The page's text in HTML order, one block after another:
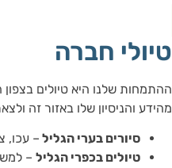
טיולי חברה
ההתמחות שלנו היא טיולים בצפון
מהידע והניסיון שלו באזור זה
סיורים בערי הגליל – עכו,
טיולים בכפרי הגליל –